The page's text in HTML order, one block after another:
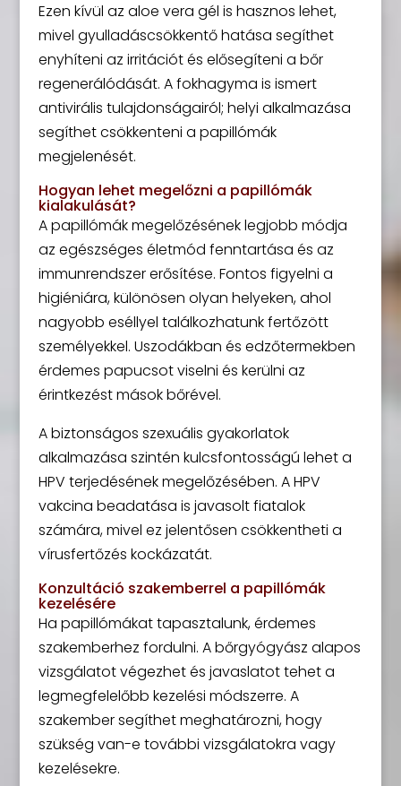
Ezen kívül az aloe vera gél is hasznos lehet,
mivel gyulladáscsökkentő hatása segíthet
enyhíteni az irritációt és elősegíteni a bőr
regenerálódását. A fokhagyma is ismert
antivirális tulajdonságairól; helyi alkalmazása
segíthet csökkenteni a papillómák
megjelenését.
Hogyan lehet megelőzni a papillómák
kialakulását?
A papillómák megelőzésének legjobb módja
az egészséges életmód fenntartása és az
immunrendszer erősítése. Fontos figyelni a
higiéniára, különösen olyan helyeken, ahol
nagyobb eséllyel találkozhatunk fertőzött
személyekkel. Uszodákban és edzőtermekben
érdemes papucsot viselni és kerülni az
érintkezést mások bőrével.
A biztonságos szexuális gyakorlatok
alkalmazása szintén kulcsfontosságú lehet a
HPV terjedésének megelőzésében. A HPV
vakcina beadatása is javasolt fiatalok
számára, mivel ez jelentősen csökkentheti a
vírusfertőzés kockázatát.
Konzultáció szakemberrel a papillómák
kezelésére
Ha papillómákat tapasztalunk, érdemes
szakemberhez fordulni. A bőrgyógyász alapos
vizsgálatot végezhet és javaslatot tehet a
legmegfelelőbb kezelési módszerre. A
szakember segíthet meghatározni, hogy
szükség van-e további vizsgálatokra vagy
kezelésekre.